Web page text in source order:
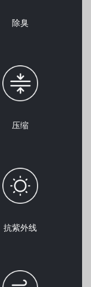
除臭
压缩
抗紫外线